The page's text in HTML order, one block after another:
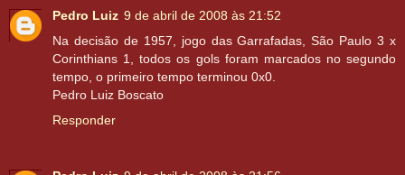
Pedro Luiz 9 de abril de 2008 às 21:52
Na decisão de 1957, jogo das Garrafadas, São Paulo 3 x
Corinthians 1, todos os gols foram marcados no segundo
tempo, o primeiro tempo terminou 0x0.
Pedro Luiz Boscato
Responder